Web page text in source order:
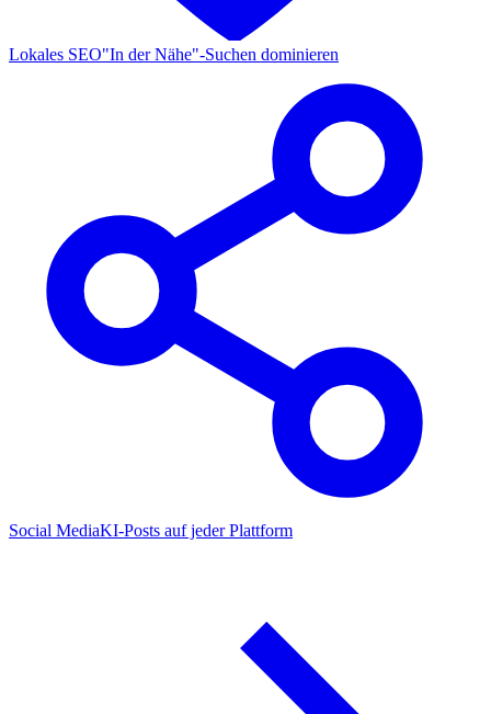
Lokales SEO"In der Nähe"-Suchen dominieren
Social MediaKI-Posts auf jeder Plattform